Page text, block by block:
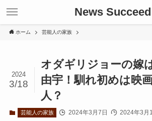
News Succeed
ホーム 芸能人の家族
オダギリジョーの嫁
由宇！馴れ初めは映
人？
2024
3/18
芸能人の家族 2024年3月7日 2024年3月